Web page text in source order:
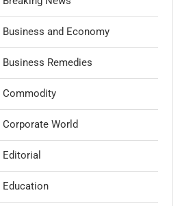
Business and Economy
Business Remedies
Commodity
Corporate World
Editorial
Education